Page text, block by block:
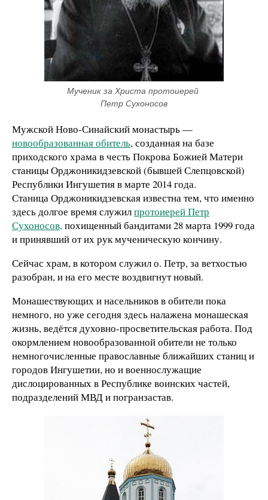
Мученик за Христа протоиерей
Петр Сухоносов
Мужской Ново-Синайский монастырь —
новообразованная обитель, созданная на базе
приходского храма в честь Покрова Божией Матери
станицы Орджоникидзевской (бывшей Слепцовской)
Республики Ингушетия в марте 2014 года.
Станица Орджоникидзевская известна тем, что именно
здесь долгое время служилпротоиерей Петр
Сухоносов,похищенный бандитами 28 марта 1999 года
и принявший от их рук мученическую кончину.
Сейчас храм, в котором служил о. Петр, за ветхостью
разобран, и на его месте воздвигнут новый.
Монашествующих и насельников в обители пока
немного, но уже сегодня здесь налажена монашеская
жизнь, ведётся духовно-просветительская работа. Под
окормлением новообразованной обители не только
немногочисленные православные ближайших станиц и
городов Ингушетии, но и военнослужащие
дислоцированных в Республике воинских частей,
подразделений МВД и погранзастав.